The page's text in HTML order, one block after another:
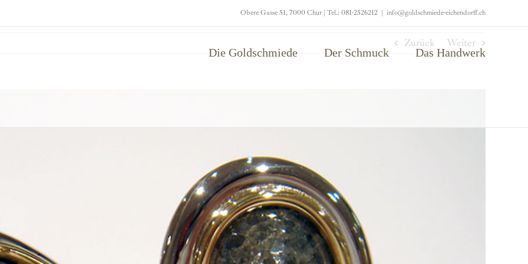
Obere Gasse 51, 7000 Chur | Tel.: 081-2526212 | info@goldschmiede-eichendorff.ch
Die Goldschmiede Der Schmuck Das Handwerk
Zurück Weiter